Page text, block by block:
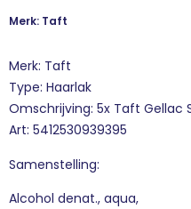
Merk: Taft
Merk: Taft
Type: Haarlak
Omschrijving: 5x Taft Gellac
Art: 5412530939395
Samenstelling:
Alcohol denat., aqua,